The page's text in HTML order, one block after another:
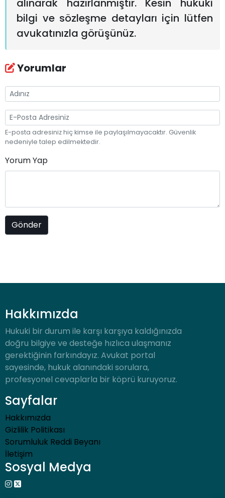
alınarak hazırlanmıştır. Kesin hukuki
bilgi ve sözleşme detayları için lütfen
avukatınızla görüşünüz.
Yorumlar
E-posta adresiniz hiç kimse ile paylaşılmayacaktır. Güvenlik
nedeniyle talep edilmektedir.
Yorum Yap
Hakkımızda
Hukuki bir durum ile karşı karşıya kaldığınızda
doğru bilgiye ve desteğe hızlıca ulaşmanız
gerektiğinin farkındayız. Avukat portal
sayesinde, hukuk alanındaki sorulara,
profesyonel cevaplarla bir köprü kuruyoruz.
Sayfalar
Hakkımızda
Gizlilik Politikası
Sorumluluk Reddi Beyanı
İletişim
Sosyal Medya